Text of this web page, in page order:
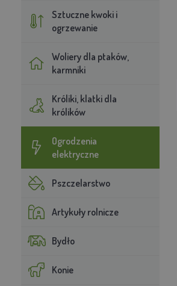
Sztuczne kwoki i
ogrzewanie
Woliery dla ptaków,
karmniki
Króliki, klatki dla
królików
Ogrodzenia
elektryczne
Pszczelarstwo
Artykuły rolnicze
Bydło
Konie